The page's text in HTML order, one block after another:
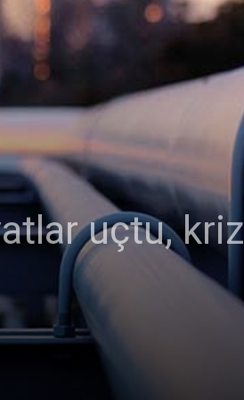
uçtu, kriz